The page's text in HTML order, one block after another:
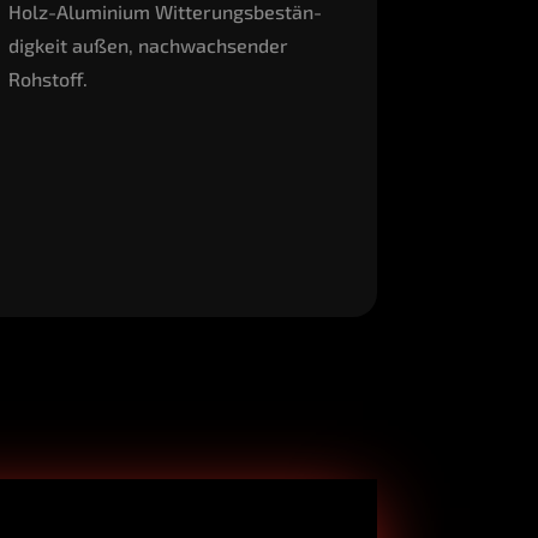
Holz-Alu­mi­ni­um Wit­te­rungs­be­stän­
dig­keit außen, nach­wach­sen­der
Rohstoff.